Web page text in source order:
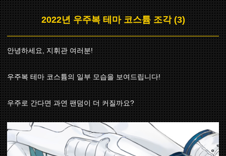
2022년 우주복 테마 코스튬 조각 (3)
안녕하세요, 지휘관 여러분!
우주복 테마 코스튬의 일부 모습을 보여드립니다!
우주로 간다면 과연 팬덤이 더 커질까요?